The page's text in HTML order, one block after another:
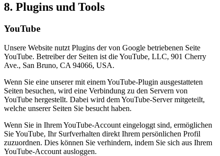
8. Plugins und Tools
YouTube
Unsere Website nutzt Plugins der von Google betriebenen Seite
YouTube. Betreiber der Seiten ist die YouTube, LLC, 901 Cherry
Ave., San Bruno, CA 94066, USA.
Wenn Sie eine unserer mit einem YouTube-Plugin ausgestatteten
Seiten besuchen, wird eine Verbindung zu den Servern von
YouTube hergestellt. Dabei wird dem YouTube-Server mitgeteilt,
welche unserer Seiten Sie besucht haben.
Wenn Sie in Ihrem YouTube-Account eingeloggt sind, ermöglichen
Sie YouTube, Ihr Surfverhalten direkt Ihrem persönlichen Profil
zuzuordnen. Dies können Sie verhindern, indem Sie sich aus Ihrem
YouTube-Account ausloggen.